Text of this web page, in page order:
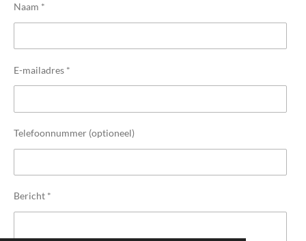
Naam *
E-mailadres *
Telefoonnummer (optioneel)
Bericht *